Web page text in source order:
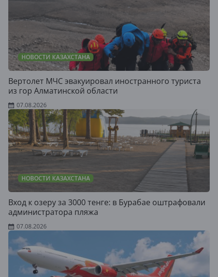
НОВОСТИ КАЗАХСТАНА
Вертолет МЧС эвакуировал иностранного туриста
из гор Алматинской области
07.08.2026
НОВОСТИ КАЗАХСТАНА
Вход к озеру за 3000 тенге: в Бурабае оштрафовали
администратора пляжа
07.08.2026